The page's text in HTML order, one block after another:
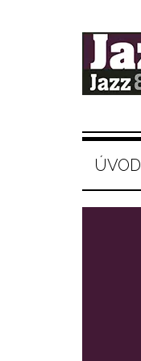
ÚVOD